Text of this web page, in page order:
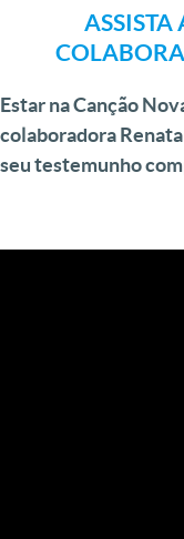
ASSISTA
Estar na Canção
colaboradora
seu testemunho